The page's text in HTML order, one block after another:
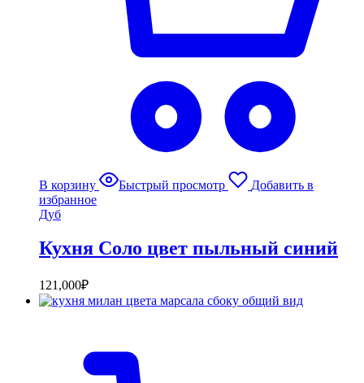
В корзину Быстрый просмотр
Добавить в
избранное
Дуб
Кухня Соло цвет пыльный синий
121,000₽